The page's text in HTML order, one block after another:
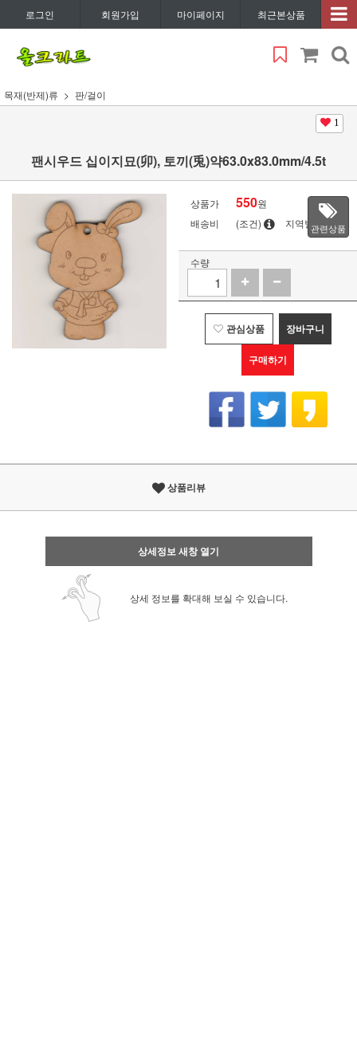
로그인 회원가입 마이페이지 최근본상품
목재(반제)류 판/걸이
1
팬시우드 십이지묘(卯), 토끼(兎)약63.0x83.0mm/4.5t
상품가 550원
배송비
(조건) 지역별관련상품
수량
관심상품 장바구니
구매하기
상품리뷰
상세정보 새창 열기
상세 정보를 확대해 보실 수 있습니다.